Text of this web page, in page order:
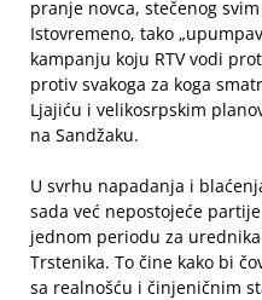
pranje novca, stečenog
Istovremeno, tako
kampanju koju RTV vodi
protiv svakoga za koga
Ljajiću i velikosrpskim
na Sandžaku.
U svrhu napadanja i
sada već nepostojeće
jednom periodu za
Trstenika. To čine kako bi
sa realnošću i činjeničnim